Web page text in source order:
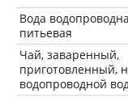
Вода
питьевая
Чай, заваренный,
приготовленный,
водопроводной